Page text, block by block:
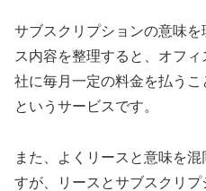
サブスクリプションの意味
ス内容を整理すると、オフ
社に毎月一定の料金を払う
というサービスです。
また、よくリースと意味を
すが、リースとサブスクリプ